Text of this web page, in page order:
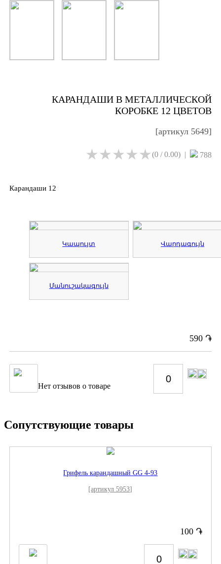
КАРАНДАШИ В МЕТАЛЛИЧЕСКОЙ
КОРОБКЕ 12 ЦВЕТОВ
[артикул 5649]
★★★★★
★★★★★(0 / 0.00) | 788
Карандаши 12
Կապույտ Վարդագույն
Մանուշակագույն
590 ֏
Нет отзывов о товаре
Сопутствующие товары
Грифель карандашный GG 4-93
[артикул 5953]
100 ֏